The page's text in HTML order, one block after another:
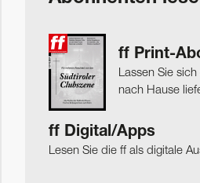
ff Print-
Lassen Sie
nach Hause
ff Digital/Apps
Lesen Sie die ff als digitale